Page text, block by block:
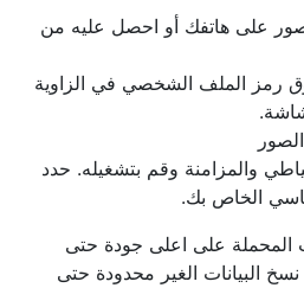
على هاتفك أو احصل عليه من
رمز الملف الشخصي في الزاوية
والمزامنة وقم بتشغيله. حدد
المحملة على اعلى جودة حتى
البيانات الغير محدودة حتى